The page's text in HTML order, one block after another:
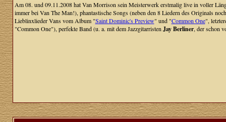
Am 08. und 09.11.2008 hat Van Morrison sein Meisterwerk erstmalig live in voller
immer bei Van The Man!), phantastische Songs (neben den 8 Liedern des Originals
Lieblinxlieder Vans vom Album "Saint Dominic's Preview" und "Common One",
"Common One"), perfekte Band (u. a. mit dem Jazzgitarristen Jay Berliner, der schon